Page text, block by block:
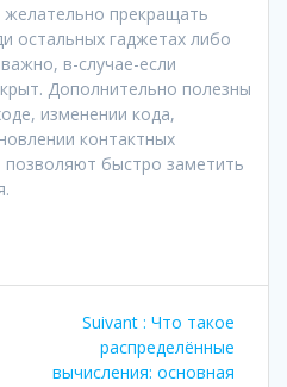
желательно прекращать
остальных гаджетах либо
в-случае-если
Дополнительно полезны
изменении кода,
контактных
быстро заметить
Suivant : Article
suivant
:
Что такое
распределённые
вычисления: основная